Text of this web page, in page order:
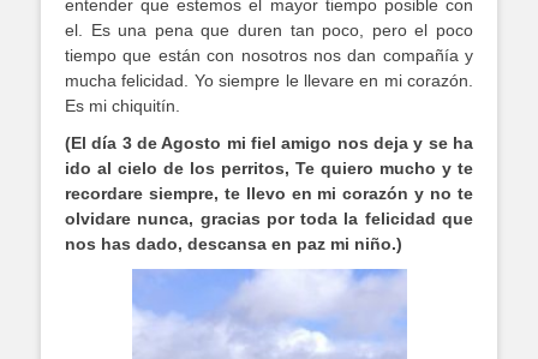
entender que estemos el mayor tiempo posible con
el. Es una pena que duren tan poco, pero el poco
tiempo que están con nosotros nos dan compañía y
mucha felicidad. Yo siempre le llevare en mi corazón.
Es mi chiquitín.
(El día 3 de Agosto mi fiel amigo nos deja y se ha
ido al cielo de los perritos, Te quiero mucho y te
recordare siempre, te llevo en mi corazón y no te
olvidare nunca, gracias por toda la felicidad que
nos has dado, descansa en paz mi niño.)